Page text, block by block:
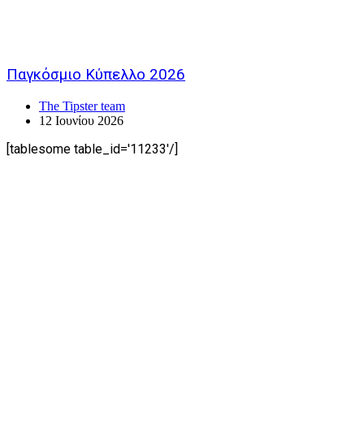
Παγκόσμιο Κύπελλο 2026
The Tipster team
12 Ιουνίου 2026
[tablesome table_id='11233'/]